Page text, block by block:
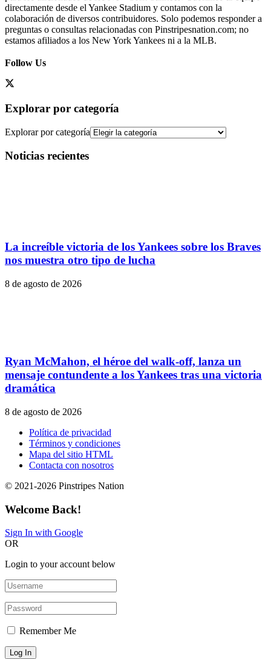
directamente desde el Yankee Stadium y contamos con la
colaboración de diversos contribuidores. Solo podemos responder a
preguntas o consultas relacionadas con Pinstripesnation.com; no
estamos afiliados a los New York Yankees ni a la MLB.
Follow Us
Explorar por categoría
Explorar por categoría
Noticias recientes
La increíble victoria de los Yankees sobre los Braves
nos muestra otro tipo de lucha
8 de agosto de 2026
Ryan McMahon, el héroe del walk-off, lanza un
mensaje contundente a los Yankees tras una victoria
dramática
8 de agosto de 2026
Política de privacidad
Términos y condiciones
Mapa del sitio HTML
Contacta con nosotros
© 2021-2026 Pinstripes Nation
Welcome Back!
Sign In with Google
OR
Login to your account below
Remember Me